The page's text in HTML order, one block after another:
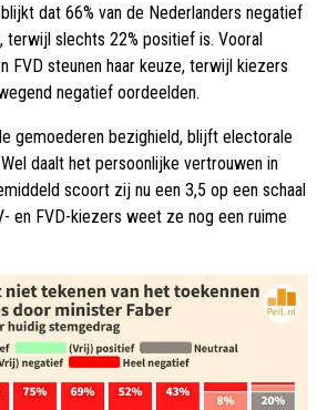
dat 66% van de Nederlanders negatief
terwijl slechts 22% positief is. Vooral
FVD steunen haar keuze, terwijl kiezers
negatief oordeelden.
gemoederen bezighield, blijft electorale
daalt het persoonlijke vertrouwen in
scoort zij nu een 3,5 op een schaal
en FVD-kiezers weet ze nog een ruime